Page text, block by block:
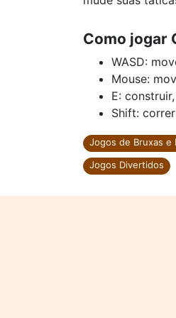
Como jogar
WASD:
Mouse:
E:
Shift: correr
Jogos de Bruxas e
Jogos Divertidos